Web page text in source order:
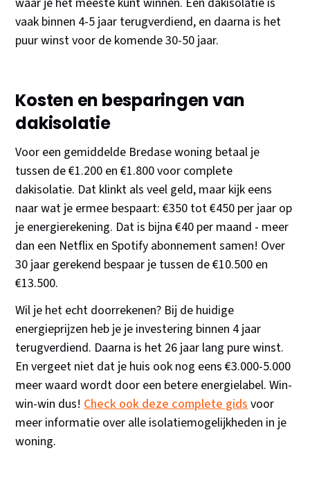
vaak binnen 4-5 jaar terugverdiend, en daarna is het
puur winst voor de komende 30-50 jaar.
Kosten en besparingen van
dakisolatie
Voor een gemiddelde Bredase woning betaal je
tussen de €1.200 en €1.800 voor complete
dakisolatie. Dat klinkt als veel geld, maar kijk eens
naar wat je ermee bespaart: €350 tot €450 per jaar op
je energierekening. Dat is bijna €40 per maand - meer
dan een Netflix en Spotify abonnement samen! Over
30 jaar gerekend bespaar je tussen de €10.500 en
€13.500.
Wil je het echt doorrekenen? Bij de huidige
energieprijzen heb je je investering binnen 4 jaar
terugverdiend. Daarna is het 26 jaar lang pure winst.
En vergeet niet dat je huis ook nog eens €3.000-5.000
meer waard wordt door een betere energielabel. Win-
win-win dus!Check ook deze complete gidsvoor
meer informatie over alle isolatiemogelijkheden in je
woning.